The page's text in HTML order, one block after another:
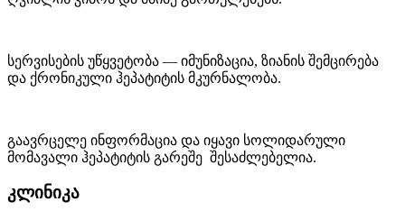
სერვისების უწყვეტობა — იმუნიზაცია, ზიანის შემცირება
და ქრონიკული ჰეპატიტის მკურნალობა.
გაავრცელე ინფორმაცია და იყავი სოლიდარული
მომავალი ჰეპატიტის გარეშე შესაძლებელია.
კლინიკა